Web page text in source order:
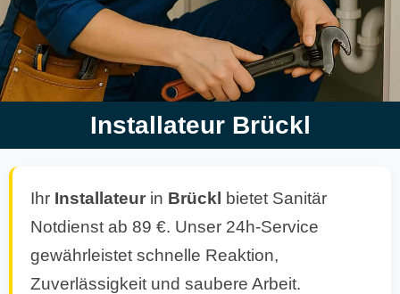
Installateur Brückl
Ihr Installateur in Brückl
bietet Sanitär
Notdienst ab 89 €. Unser 24h-Service
gewährleistet schnelle Reaktion,
Zuverlässigkeit und saubere Arbeit.